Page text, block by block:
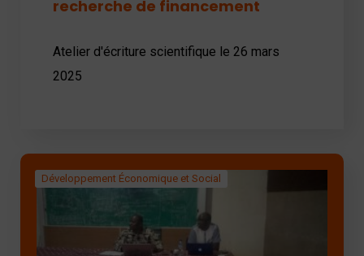
recherche de financement
Atelier d'écriture scientifique le 26 mars
2025
Développement Économique et Social